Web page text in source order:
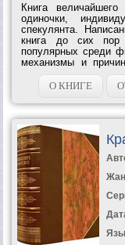
Книга
одиночки,
спекулянта.
книга до сих пор
популярных среди
механизмы и
потерять десятки
и наблюдения
О КНИГЕ